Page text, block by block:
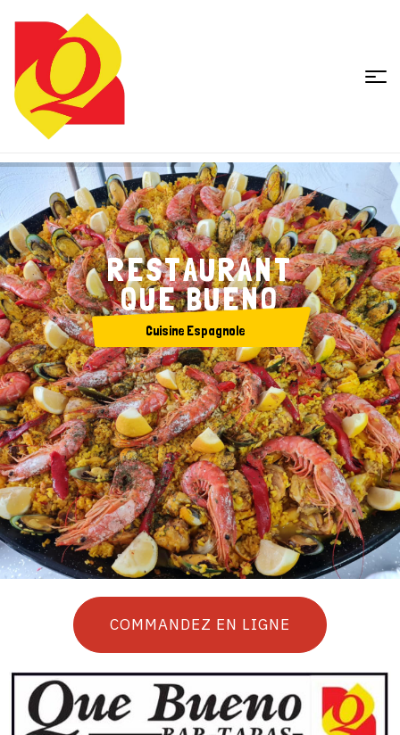
Restaurant
Bueno
RESTAURANT
QUE BUENO
Cuisine Espagnole
COMMANDEZ EN LIGNE